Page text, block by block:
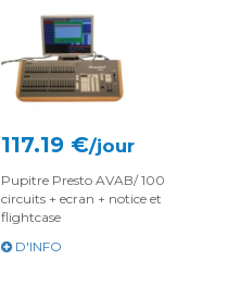
117.19 €/jour
Pupitre Presto AVAB/ 100
circuits + ecran + notice et
flightcase
D'INFO